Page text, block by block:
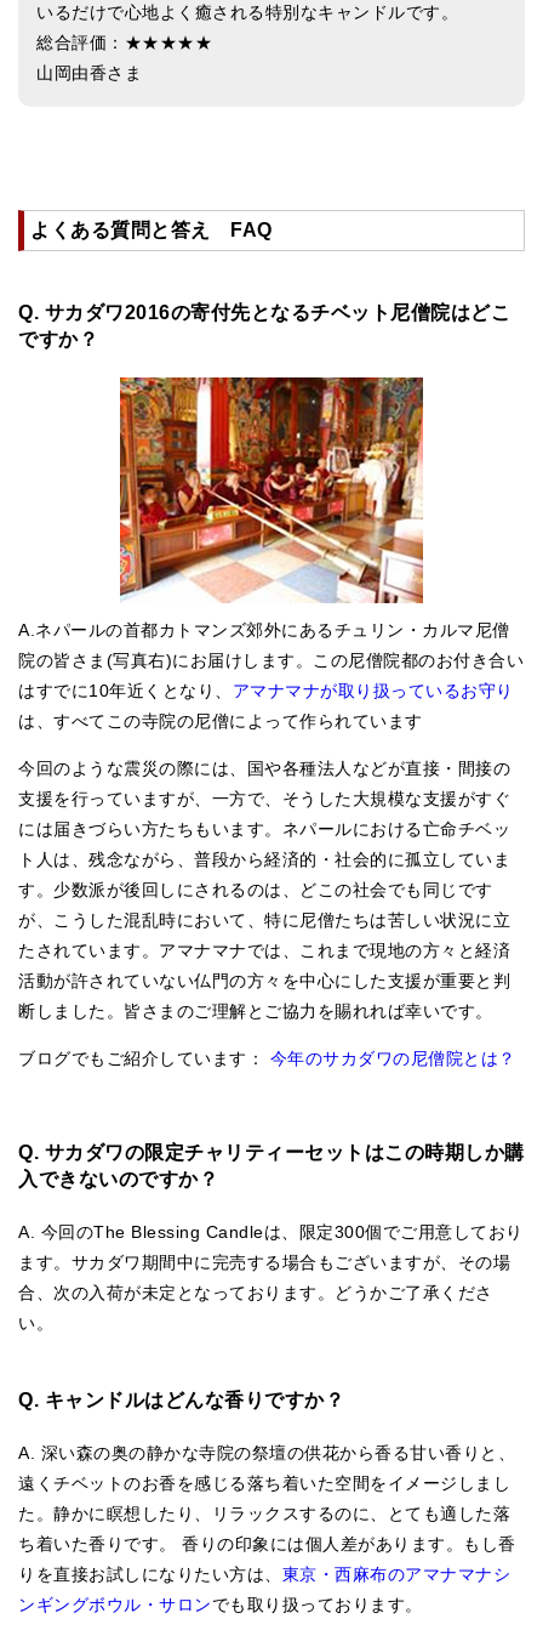
いるだけで心地よく癒される特別なキャンドルです。
総合評価：★★★★★
山岡由香さま
よくある質問と答え FAQ
Q. サカダワ2016の寄付先となるチベット尼僧院はどこ
ですか？
A.ネパールの首都カトマンズ郊外にあるチュリン・カルマ尼僧
院の皆さま(写真右)にお届けします。この尼僧院都のお付き合い
はすでに10年近くとなり、 アマナマナが取り扱っているお守り
は、すべてこの寺院の尼僧によって作られています
今回のような震災の際には、国や各種法人などが直接・間接の
支援を行っていますが、一方で、そうした大規模な支援がすぐ
には届きづらい方たちもいます。ネパールにおける亡命チベッ
ト人は、残念ながら、普段から経済的・社会的に孤立していま
す。少数派が後回しにされるのは、どこの社会でも同じです
が、こうした混乱時において、特に尼僧たちは苦しい状況に立
たされています。アマナマナでは、これまで現地の方々と経済
活動が許されていない仏門の方々を中心にした支援が重要と判
断しました。皆さまのご理解とご協力を賜れれば幸いです。
ブログでもご紹介しています： 今年のサカダワの尼僧院とは？
Q. サカダワの限定チャリティーセットはこの時期しか購
入できないのですか？
A. 今回のThe Blessing Candleは、限定300個でご用意しており
ます。サカダワ期間中に完売する場合もございますが、その場
合、次の入荷が未定となっております。どうかご了承くださ
い。
Q. キャンドルはどんな香りですか？
A. 深い森の奥の静かな寺院の祭壇の供花から香る甘い香りと、
遠くチベットのお香を感じる落ち着いた空間をイメージしまし
た。静かに瞑想したり、リラックスするのに、とても適した落
ち着いた香りです。 香りの印象には個人差があります。もし香
りを直接お試しになりたい方は、 東京・西麻布のアマナマナシ
ンギングボウル・サロンでも取り扱っております。